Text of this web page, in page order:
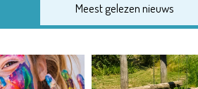
Meest gelezen nieuws